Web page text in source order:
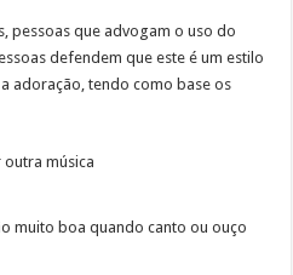
pessoas que advogam o uso do
defendem que este é um estilo
adoração, tendo como base os
música
muito boa quando canto ou ouço